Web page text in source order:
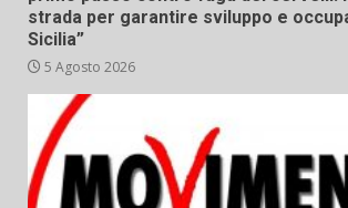
strada per garantire sviluppo e
Sicilia”
5 Agosto 2026